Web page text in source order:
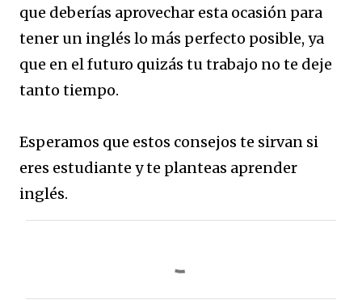
que deberías aprovechar esta ocasión para
tener un inglés lo más perfecto posible, ya
que en el futuro quizás tu trabajo no te deje
tanto tiempo.
Esperamos que estos consejos te sirvan si
eres estudiante y te planteas aprender
inglés.